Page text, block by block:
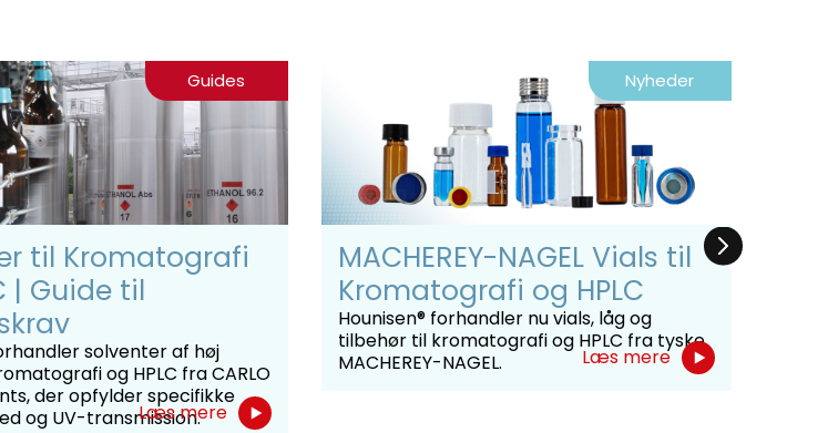
Guides
til Kromatografi
| Guide til
solventer af høj
og HPLC fra CARLO
der opfylder specifikke
og UV-transmission.
Læs mere
Nyheder
MACHEREY-NAGEL Vials til
Kromatografi og HPLC
Hounisen® forhandler nu vials, låg og
tilbehør til kromatografi og HPLC fra tyske
MACHEREY-NAGEL.
Læs mere